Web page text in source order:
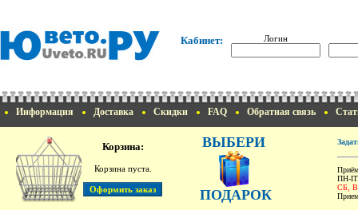
Кабинет: Логин
Информация Доставка Скидки FAQ Обратная связь
Корзина:
Корзина пуста.
ВЫБЕРИ
ПОДАРОК
ПН-
СБ,